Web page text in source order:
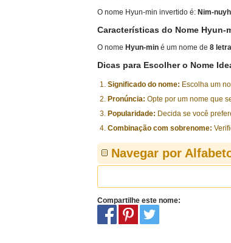
O nome Hyun-min invertido é: Nim-nuyh
Características do Nome Hyun-
O nome Hyun-min é um nome de 8
Dicas para Escolher o Nome
Significado do nome: Escolha um
Pronúncia: Opte por um nome que
Popularidade: Decida se você
Combinação com sobrenome:
Navegar por
Compartilhe este nome: